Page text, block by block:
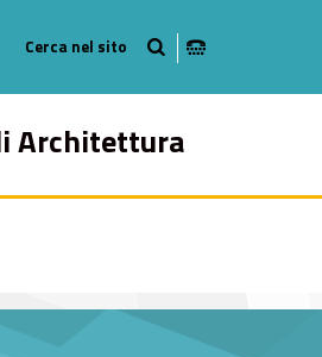
Architettura
57